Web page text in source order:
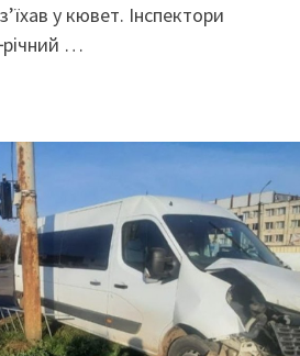
у кювет. Інспектори
…